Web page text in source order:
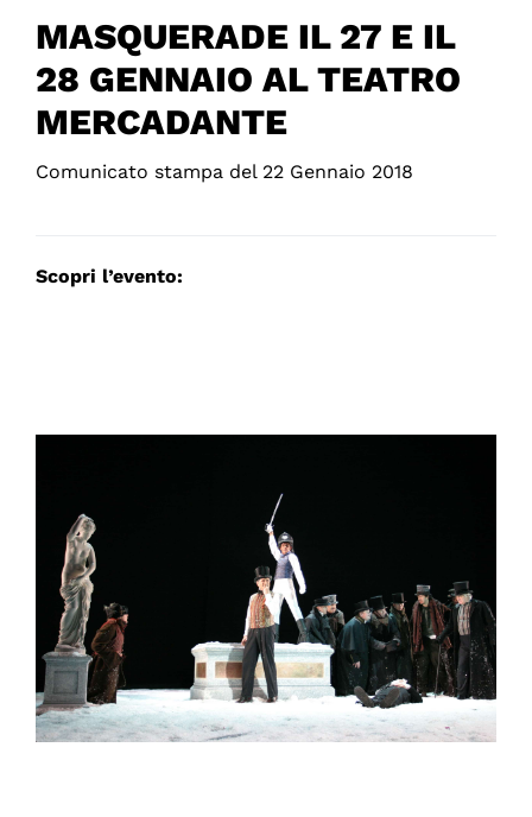
MASQUERADE IL 27 E IL
28 GENNAIO AL TEATRO
MERCADANTE
Comunicato stampa del 22 Gennaio 2018
Scopri l’evento: